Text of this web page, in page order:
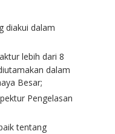
diakui dalam
lebih dari 8
dalam
Besar;
Pengelasan
tentang